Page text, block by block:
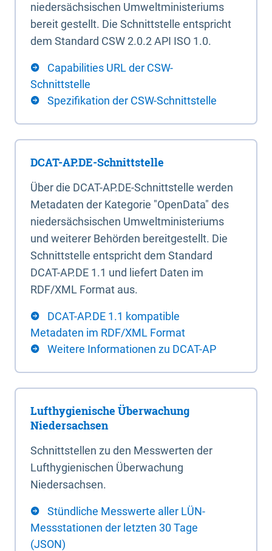
niedersächsischen Umweltministeriums
bereit gestellt. Die Schnittstelle entspricht
dem Standard CSW 2.0.2 API ISO 1.0.
Capabilities URL der CSW-
Schnittstelle
Spezifikation der CSW-Schnittstelle
DCAT-AP.DE-Schnittstelle
Über die DCAT-AP.DE-Schnittstelle werden
Metadaten der Kategorie "OpenData" des
niedersächsischen Umweltministeriums
und weiterer Behörden bereitgestellt. Die
Schnittstelle entspricht dem Standard
DCAT-AP.DE 1.1 und liefert Daten im
RDF/XML Format aus.
DCAT-AP.DE 1.1 kompatible
Metadaten im RDF/XML Format
Weitere Informationen zu DCAT-AP
Lufthygienische Überwachung
Niedersachsen
Schnittstellen zu den Messwerten der
Lufthygienischen Überwachung
Niedersachsen.
Stündliche Messwerte aller LÜN-
Messstationen der letzten 30 Tage
(JSON)